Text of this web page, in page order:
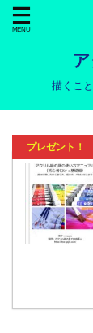
描くこ
プレゼント！